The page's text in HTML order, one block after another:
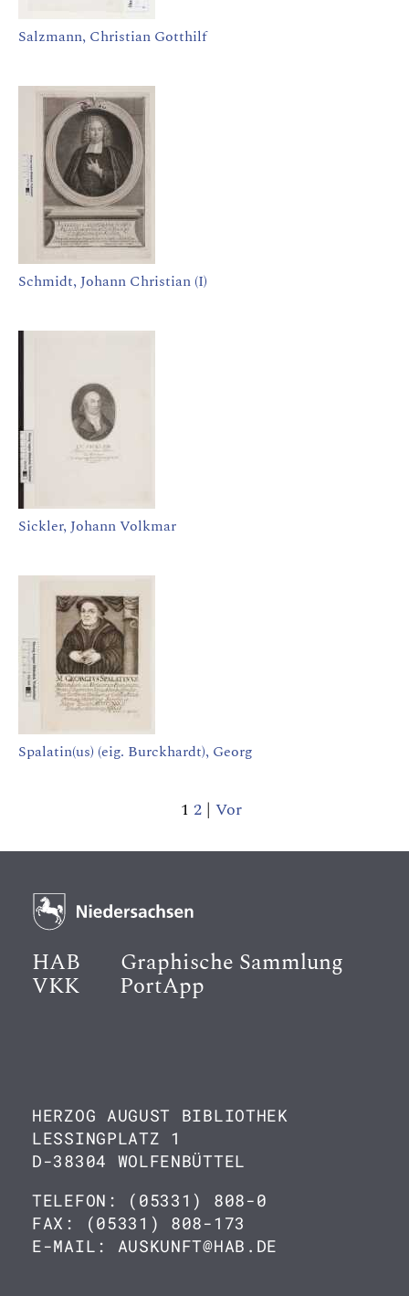
Salzmann, Christian Gotthilf
Schmidt, Johann Christian (I)
Sickler, Johann Volkmar
Spalatin(us) (eig. Burckhardt), Georg
1 2 | Vor
HAB Graphische Sammlung
VKK PortApp
HERZOG AUGUST BIBLIOTHEK
LESSINGPLATZ 1
D-38304 WOLFENBÜTTEL
TELEFON: (05331) 808-0
FAX: (05331) 808-173
E-MAIL: AUSKUNFT@HAB.DE